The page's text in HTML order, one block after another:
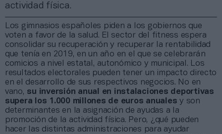
actividad física.
Los gimnasios españoles piden a los gobiernos que
voten a favor de la salud. El sector del fitness espera
consolidar su recuperación y recuperar la rentabilidad
que tenía en 2019, en un año en el que se celebrarán
comicios a nivel estatal, autonómico y municipal. Los
resultados electorales pueden tener un impacto directo
en el desarrollo de sus respectivos negocios. No en
vano, su inversión anual en instalaciones deportivas
supera los 1.000 millones de euros anuales y son
determinantes en la asignación de ayudas a la
promoción de la actividad física. Pero, ¿qué pueden
hacer las distintas administraciones para ayudar